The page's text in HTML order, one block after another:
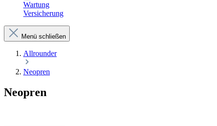
Wartung
Versicherung
Menü schließen
Allrounder
Neopren
Neopren